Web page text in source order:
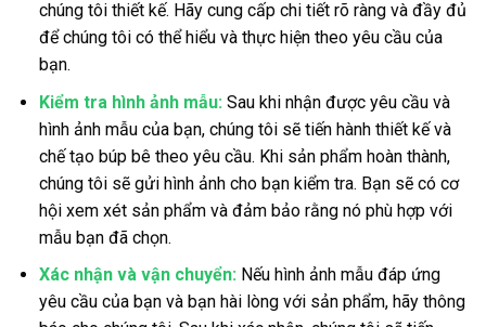
chúng tôi thiết kế. Hãy cung cấp chi tiết rõ ràng và đầy đủ
để chúng tôi có thể hiểu và thực hiện theo yêu cầu của
bạn.
Kiểm tra hình ảnh mẫu: Sau khi nhận được yêu cầu và
hình ảnh mẫu của bạn, chúng tôi sẽ tiến hành thiết kế và
chế tạo búp bê theo yêu cầu. Khi sản phẩm hoàn thành,
chúng tôi sẽ gửi hình ảnh cho bạn kiểm tra. Bạn sẽ có cơ
hội xem xét sản phẩm và đảm bảo rằng nó phù hợp với
mẫu bạn đã chọn.
Xác nhận và vận chuyển:Nếu hình ảnh mẫu đáp ứng
yêu cầu của bạn và bạn hài lòng với sản phẩm, hãy thông